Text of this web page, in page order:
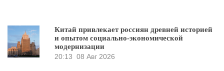
Китай привлекает россиян древней историей
и опытом социально-экономической
модернизации
20:13 08 Авг 2026